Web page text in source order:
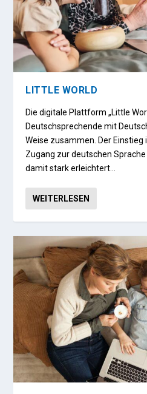
LITTLE WORLD
Die digitale Plattform „Little
Deutschsprechende mit
Weise zusammen. Der
Zugang zur deutschen
damit stark erleichtert…
WEITERLESEN